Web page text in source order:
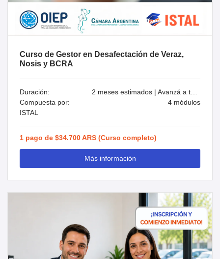
Curso de Gestor en Desafectación de Veraz,
Nosis y BCRA
Duración:
Compuesta por:
4 módulos
ISTAL
1 pago de $34.700 ARS (Curso completo)
Más información